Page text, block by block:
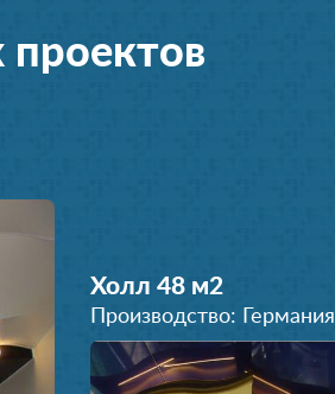
проектов
Холл 48 м2
Производство: Германия